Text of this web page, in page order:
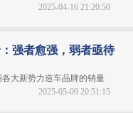
2025-04-16 21:20:50
强者愈强，弱者亟待
大新势力造车品牌的销量
2025-05-09 20:51:15